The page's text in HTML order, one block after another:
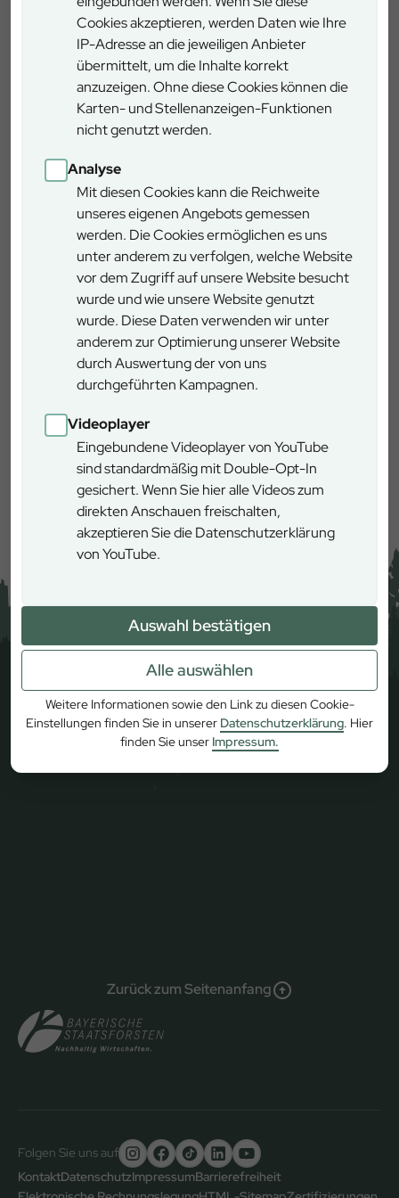
Cookies akzeptieren, werden Daten wie Ihre
IP-Adresse an die jeweiligen Anbieter
übermittelt, um die Inhalte korrekt
anzuzeigen. Ohne diese Cookies können die
Karten- und Stellenanzeigen-Funktionen
nicht genutzt werden.
Analyse
Mit diesen Cookies kann die Reichweite
unseres eigenen Angebots gemessen
werden. Die Cookies ermöglichen es uns
unter anderem zu verfolgen, welche Website
vor dem Zugriff auf unsere Website besucht
wurde und wie unsere Website genutzt
wurde. Diese Daten verwenden wir unter
anderem zur Optimierung unserer Website
durch Auswertung der von uns
durchgeführten Kampagnen.
Videoplayer
Eingebundene Videoplayer von YouTube
sind standardmäßig mit Double-Opt-In
gesichert. Wenn Sie hier alle Videos zum
direkten Anschauen freischalten,
akzeptieren Sie die Datenschutzerklärung
von YouTube.
Auswahl bestätigen
Alle auswählen
Weitere Informationen sowie den Link zu diesen Cookie-
Einstellungen finden Sie in unserer Datenschutzerklärung. Hier
finden Sie unser Impressum.
eindrucksvollen Einblicken in alle relevanten
Tätigkeitsbereiche eines Forstwirtes wie Pflanzung, Pflege
der heranwachsenden Wälder, Holzernte und Naturschutz.
Ein Beruf mit Zukunft und guter Aussicht auf Übernahme.
Die Suche nach neuen Waldabenteurern hat schon wieder
begonnen, die Ausschreibung für drei Ausbildungsplätze
zum Forstwirt oder Forstwirtin am Forstbetrieb
Schnaittenbach im kommenden Jahr dauert noch bis zum
31.10.2025. Mehr unterbaysf.de/ausbildungoder
baysf.de/stellenangebote
Schnaittenbach
Wiesenstraße 10, 92253 Schnaittenbach
Mehr erfahren
Zurück zum Seitenanfang
Folgen Sie uns auf
Untere
KontaktDatenschutzImpressumBarrierefreiheit